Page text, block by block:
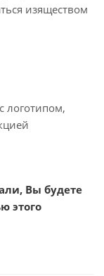
изяществом
логотипом,
Вы будете
этого